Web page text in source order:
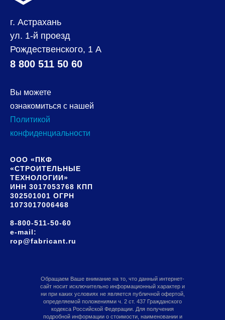
г. Астрахань
ул. 1-й проезд
Рождественского, 1 А
8 800 511 50 60
Вы можете
ознакомиться с нашей
Политикой
конфиденциальности
ООО «ПКФ
«СТРОИТЕЛЬНЫЕ
ТЕХНОЛОГИИ»
ИНН 3017053768 КПП
302501001 ОГРН
1073017006468
8-800-511-50-60
e-mail:
rop@fabricant.ru
Обращаем Ваше внимание на то, что данный интернет-
сайт носит исключительно информационный характер и
ни при каких условиях не является публичной офертой,
определяемой положениями ч. 2 ст. 437 Гражданского
кодекса Российской Федерации. Для получения
подробной информации о стоимости, наименовании и